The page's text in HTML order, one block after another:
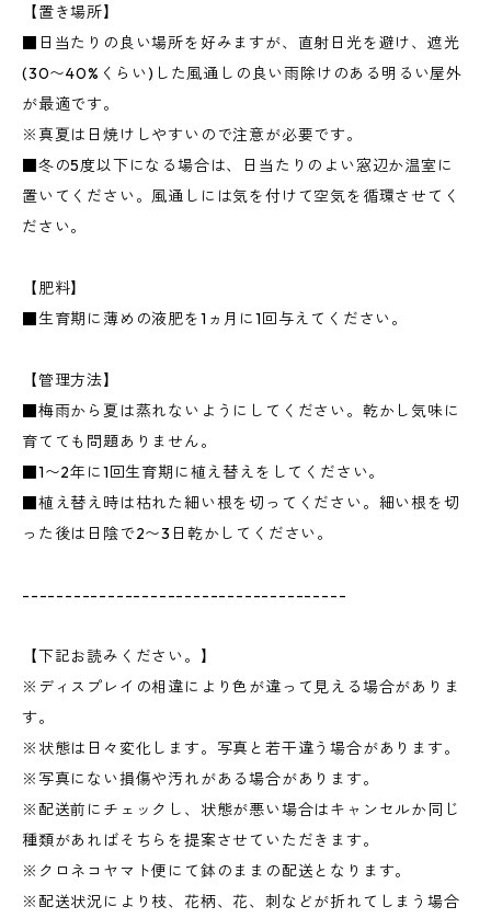
【置き場所】
■日当たりの良い場所を好みますが、直射日光を避け、遮光
(30〜40%くらい)した風通しの良い雨除けのある明るい屋外
が最適です。
※真夏は日焼けしやすいので注意が必要です。
■冬の5度以下になる場合は、日当たりのよい窓辺か温室に
置いてください。風通しには気を付けて空気を循環させてく
ださい。
【肥料】
■生育期に薄めの液肥を1ヵ月に1回与えてください。
【管理方法】
■梅雨から夏は蒸れないようにしてください。乾かし気味に
育てても問題ありません。
■1〜2年に1回生育期に植え替えをしてください。
■植え替え時は枯れた細い根を切ってください。細い根を切
った後は日陰で2〜3日乾かしてください。
--------------------------------------
【下記お読みください。】
※ディスプレイの相違により色が違って見える場合がありま
す。
※状態は日々変化します。写真と若干違う場合があります。
※写真にない損傷や汚れがある場合があります。
※配送前にチェックし、状態が悪い場合はキャンセルか同じ
種類があればそちらを提案させていただきます。
※クロネコヤマト便にて鉢のままの配送となります。
※配送状況により枝、花柄、花、刺などが折れてしまう場合